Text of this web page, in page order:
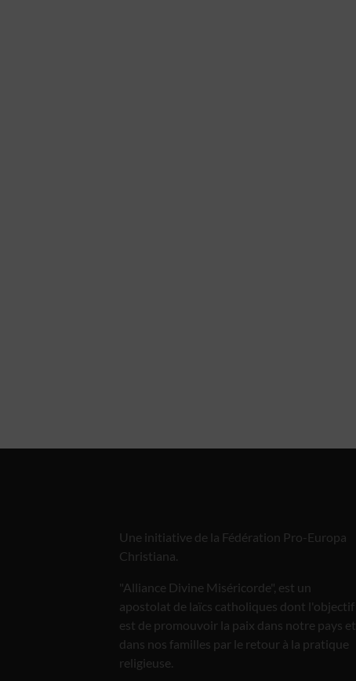
Une initiative de la Fédération Pro-Europa
Christiana.
"Alliance Divine Miséricorde", est un
apostolat de laïcs catholiques dont l'objectif
est de promouvoir la paix dans notre pays et
dans nos familles par le retour à la pratique
religieuse.